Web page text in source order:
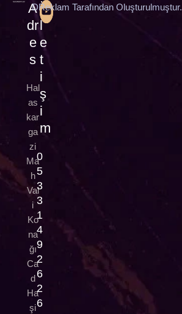
A
dr
e
s
Hal
as
kar
ga
zi
Ma
h
Val
i
Ko
na
ğı
Ca
d
Ha
şi
İ
l
e
t
i
ş
i
m
0
5
3
3
1
4
9
2
6
2
6
DReklam Tarafından Oluşturulmuştur.